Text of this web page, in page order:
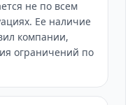
не по всем
Ее наличие
компании,
ограничений по